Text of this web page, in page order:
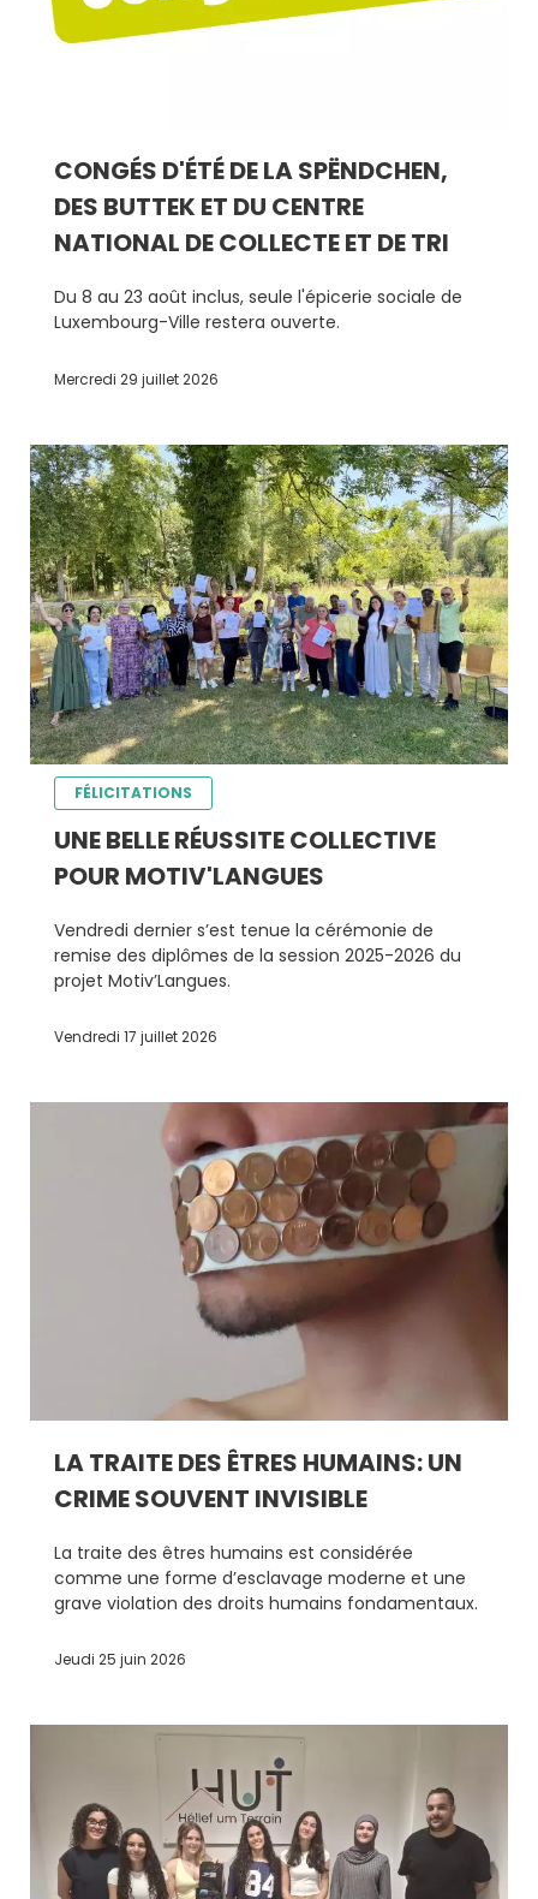
CONGÉS D'ÉTÉ DE LA SPËNDCHEN,
DES BUTTEK ET DU CENTRE
NATIONAL DE COLLECTE ET DE TRI
Du 8 au 23 août inclus, seule l'épicerie sociale de
Luxembourg-Ville restera ouverte.
Mercredi 29 juillet 2026
FÉLICITATIONS
UNE BELLE RÉUSSITE COLLECTIVE
POUR MOTIV'LANGUES
Vendredi dernier s’est tenue la cérémonie de
remise des diplômes de la session 2025-2026 du
projet Motiv’Langues.
Vendredi 17 juillet 2026
LA TRAITE DES ÊTRES HUMAINS: UN
CRIME SOUVENT INVISIBLE
La traite des êtres humains est considérée
comme une forme d’esclavage moderne et une
grave violation des droits humains fondamentaux.
Jeudi 25 juin 2026